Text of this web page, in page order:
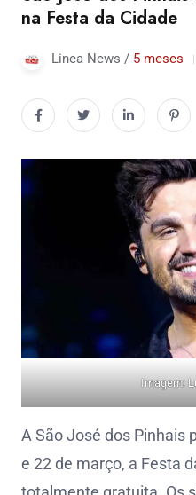
na Festa da Cidade
Linea News / 5 meses
Imagem:
A São José dos Pinhais
e 22 de março, a Festa